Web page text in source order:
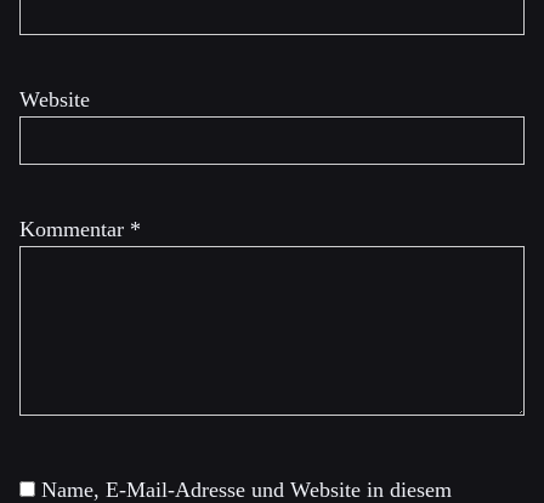
Kommentar *
Website
Name, E-Mail-Adresse und Website in diesem